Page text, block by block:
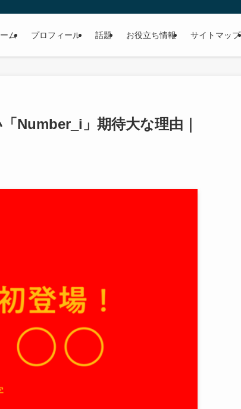
ム プロフィール 話題 お役立ち情報 サイトマップ
Number_i」期待大な理由｜